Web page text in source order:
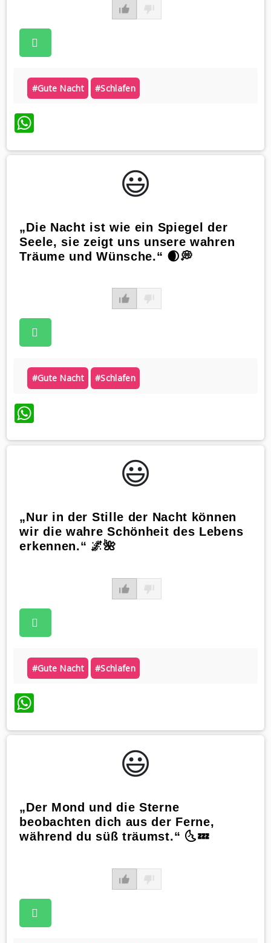
#gute Nacht #schlafen
WhatsApp
😃️
„Die Nacht ist wie ein Spiegel der
Seele, sie zeigt uns unsere wahren
Träume und Wünsche.“ 🌒💭
#gute Nacht #schlafen
WhatsApp
😃️
„Nur in der Stille der Nacht können
wir die wahre Schönheit des Lebens
erkennen.“ 🌌🌺
#gute Nacht #schlafen
WhatsApp
😃️
„Der Mond und die Sterne
beobachten dich aus der Ferne,
während du süß träumst.“ 🌜💤